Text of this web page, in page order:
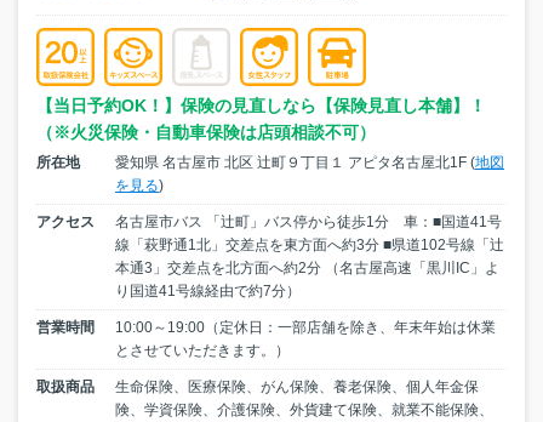
【当日予約OK！】保険の見直しなら【保険見直し本舗】！
（※火災保険・自動車保険は店頭相談不可）
所在地 愛知県 名古屋市 北区 辻町９丁目１ アピタ名古屋北1F (地図
を見る)
アクセス
名古屋市バス 「辻町」バス停から徒歩1分 車：■国道41号
線「萩野通1北」交差点を東方面へ約3分 ■県道102号線「辻
本通3」交差点を北方面へ約2分 （名古屋高速「黒川IC」よ
り国道41号線経由で約7分）
営業時間
10:00～19:00（定休日：一部店舗を除き、年末年始は休業
とさせていただきます。）
取扱商品
生命保険、医療保険、がん保険、養老保険、個人年金保
険、学資保険、介護保険、外貨建て保険、就業不能保険、